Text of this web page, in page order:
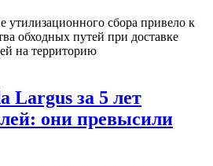
утилизационного сбора привело к
обходных путей при доставке
на территорию
Largus за 5 лет
они превысили